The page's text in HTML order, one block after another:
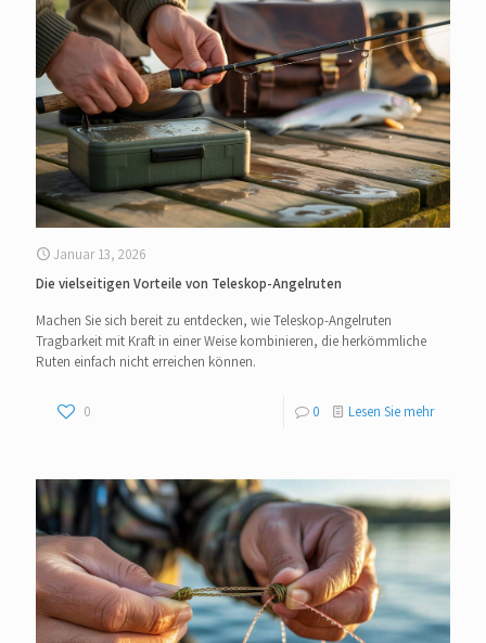
Januar 13, 2026
Die vielseitigen Vorteile von Teleskop-Angelruten
Machen Sie sich bereit zu entdecken, wie Teleskop-Angelruten
Tragbarkeit mit Kraft in einer Weise kombinieren, die herkömmliche
Ruten einfach nicht erreichen können.
0 0 Lesen Sie mehr